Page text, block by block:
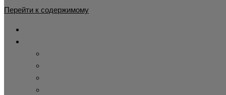
Перейти к содержимому